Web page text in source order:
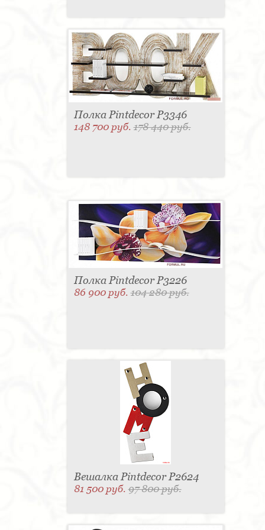
Полка Pintdecor P3346
148 700 руб.178 440 руб.
Полка Pintdecor P3226
86 900 руб.104 280 руб.
Вешалка Pintdecor P2624
81 500 руб.97 800 руб.